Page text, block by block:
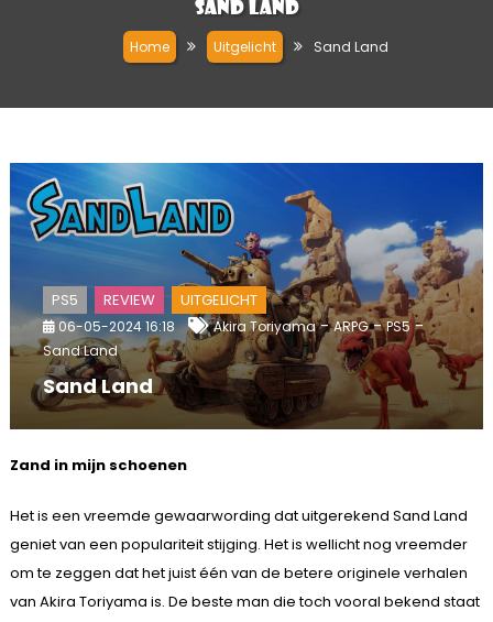
Sand Land
Home Uitgelicht Sand Land
PS5 REVIEW UITGELICHT
06-05-2024 16:18 Akira Toriyama-ARPG-PS5-
Sand Land
Sand Land
Zand in mijn schoenen
Het is een vreemde gewaarwording dat uitgerekend Sand Land
geniet van een populariteit stijging. Het is wellicht nog vreemder
om te zeggen dat het juist één van de betere originele verhalen
van Akira Toriyama is. De beste man die toch vooral bekend staat